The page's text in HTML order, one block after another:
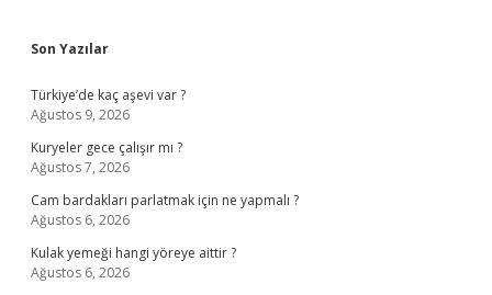
Sidebar
Son Yazılar
Türkiye’de kaç aşevi var ?
Ağustos 9, 2026
Kuryeler gece çalışır mı ?
Ağustos 7, 2026
Cam bardakları parlatmak için ne yapmalı ?
Ağustos 6, 2026
Kulak yemeği hangi yöreye aittir ?
Ağustos 6, 2026